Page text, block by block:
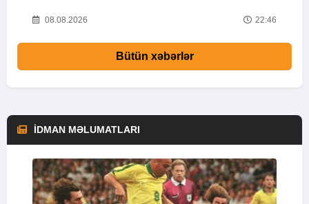
08.08.2026 22:46
Bütün xəbərlər
İDMAN MƏLUMATLARI